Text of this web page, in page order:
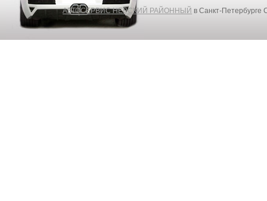
АВТОСЕРВИС НЕВСКИЙ РАЙОННЫЙ в Санкт-Петербурге